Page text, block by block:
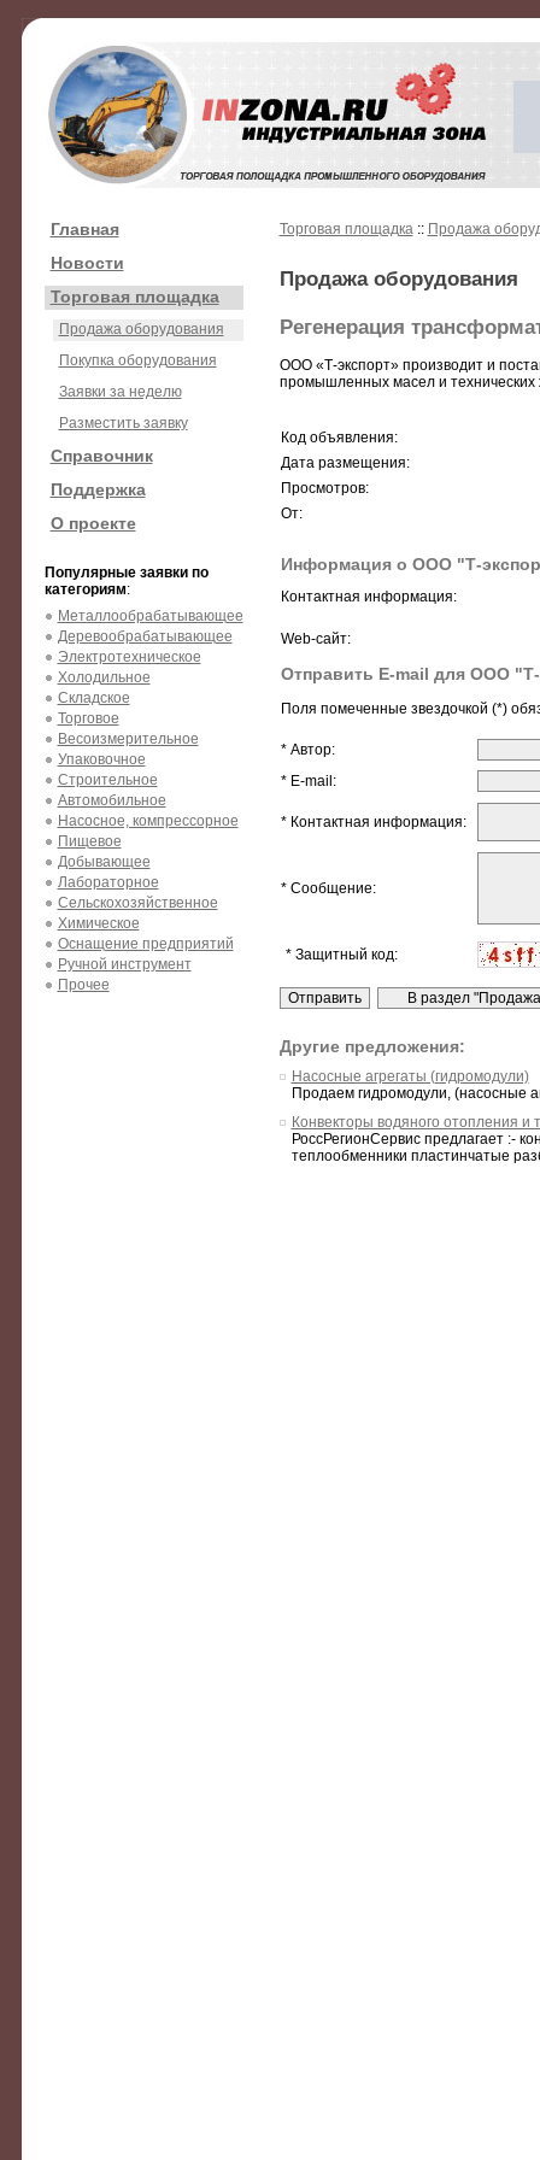
Главная
Новости
Торговая площадка
Продажа оборудования
Покупка оборудования
Заявки за неделю
Разместить заявку
Справочник
Поддержка
О проекте
Популярные заявки по
категориям:
Металлообрабатывающее
Деревообрабатывающее
Электротехническое
Холодильное
Складское
Торговое
Весоизмерительное
Упаковочное
Строительное
Автомобильное
Насосное, компрессорное
Пищевое
Добывающее
Лабораторное
Сельскохозяйственное
Химическое
Оснащение предприятий
Ручной инструмент
Прочее
Торговая площадка:: Продажа
Продажа оборудования
Регенерация
ООО «Т-экспорт» производит и
промышленных масел и технических
Код объявления:
Дата размещения:
Просмотров:
От:
Информация о ООО "Т-
Контактная информация:
Web-сайт:
Отправить E-mail для ООО
Поля помеченные звездочкой (*)
* Автор:
* E-mail:
* Контактная информация:
* Сообщение:
* Защитный код:
Другие предложения:
Насосные агрегаты (гидромодули)
Продаем гидромодули, (насосные
Конвекторы водяного отопления и
РоссРегионСервис предлагает
теплообменники пластинчатые